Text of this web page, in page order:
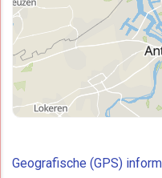
Geografische (GPS)